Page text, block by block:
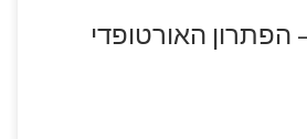
הפתרון האורטופדי